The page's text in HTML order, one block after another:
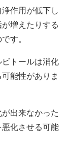
作用が低下し
増えたりする
す。
トールは消化
能性がありま
出来なかった
化させる可能